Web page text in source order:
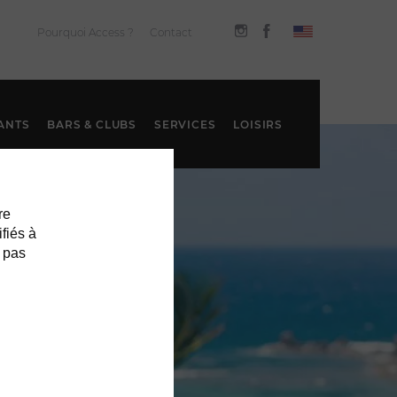
Pourquoi Access ? Contact
BARS & CLUBS SERVICES LOISIRS
à
pas